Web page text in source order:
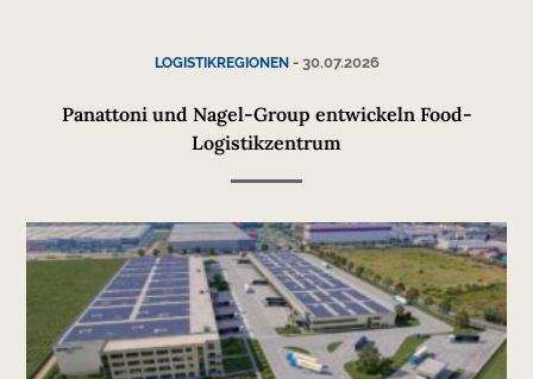
LOGISTIKREGIONEN- 30.07.2026
Panattoni und Nagel-Group entwickeln Food-
Logistikzentrum